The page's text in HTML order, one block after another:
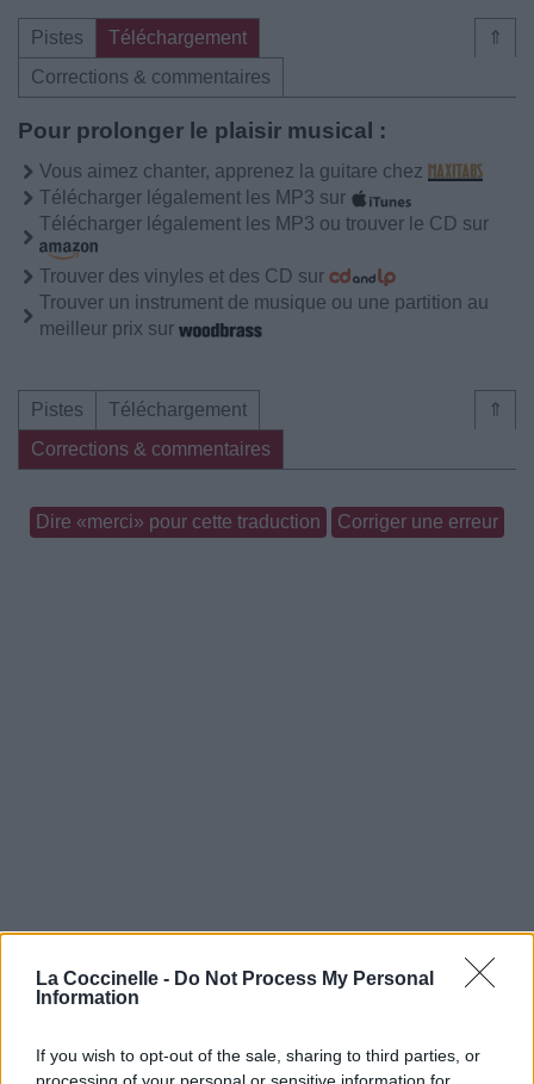
La Coccinelle - Do Not Process My Personal
Information
If you wish to opt-out of the sale, sharing to third parties, or
processing of your personal or sensitive information for
⇑
Pistes
Téléchargement
Corrections & commentaires
Pour prolonger le plaisir musical :
Vous aimez chanter, apprenez la guitare chez
Télécharger légalement les MP3 sur
Télécharger légalement les MP3 ou trouver le CD sur
Trouver des vinyles et des CD sur
Trouver un instrument de musique ou une partition au
meilleur prix sur
⇑
Pistes
Téléchargement
Corrections & commentaires
Dire «merci» pour cette traduction Corriger une erreur